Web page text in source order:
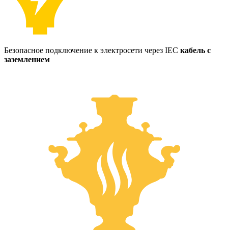
Безопасное подключение к электросети через IEC кабель с
заземлением